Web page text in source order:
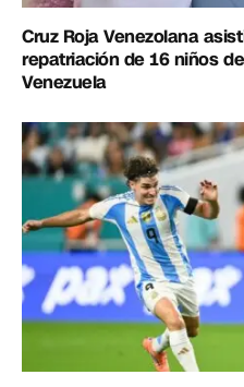
Cruz Roja Venezolana
repatriación de 16 niños
Venezuela